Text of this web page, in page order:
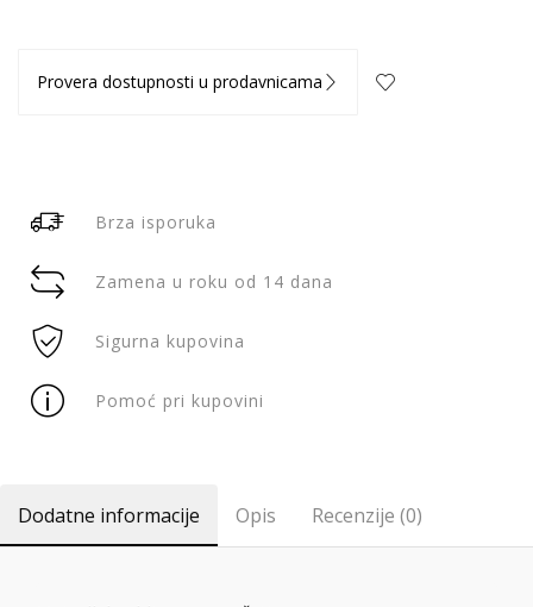
Provera dostupnosti u prodavnicama
Brza isporuka
Zamena u roku od 14 dana
Sigurna kupovina
Pomoć pri kupovini
Dodatne informacije Opis Recenzije (0)